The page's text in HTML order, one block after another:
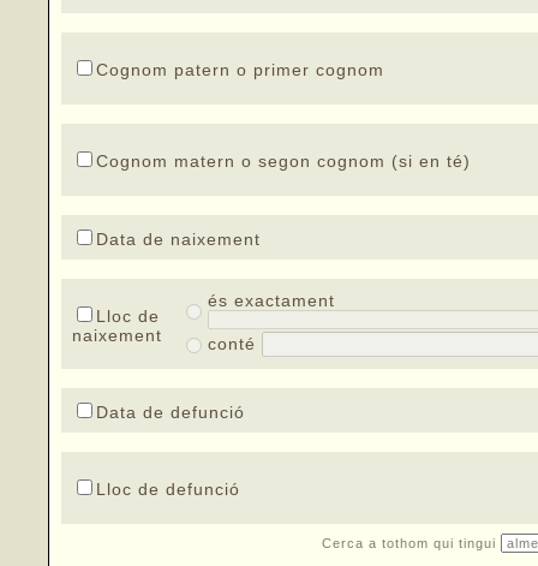
Cognom patern o primer cognom
Cognom matern o segon cognom (si en té)
Data de naixement
Lloc de
naixement
és exactament
conté
Data de defunció
Lloc de defunció
Cerca a tothom qui tingui